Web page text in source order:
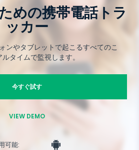
めの携帯電話トラ
ッカー
ンやタブレットで起こるすべてのこ
タイムで監視します。
今すぐ試す
VIEW DEMO
可能: